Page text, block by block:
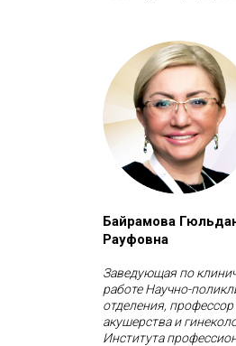
Байрамова
Рауфовна
Заведующая по
работе Научно-
отделения,
акушерства и
Института